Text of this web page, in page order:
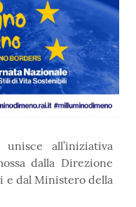
unisce all’iniziativa
dalla Direzione
e dal Ministero della